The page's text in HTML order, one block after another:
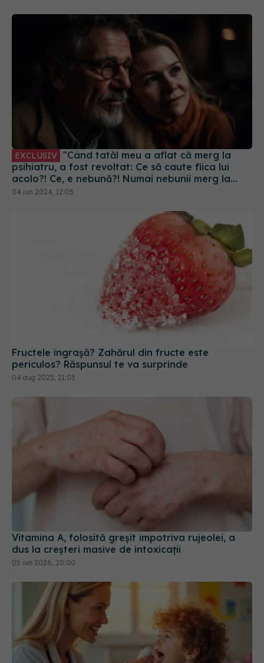
EXCLUSIV
psihiatru, a fost revoltat: Ce să caute fiica lui
acolo?! Ce, e nebună?! Numai nebunii merg la
psihiatru!"
04 iun 2024, 12:05
Fructele îngrașă? Zahărul din fructe este
periculos? Răspunsul te va surprinde
04 aug 2025, 21:03
Vitamina A, folosită greșit împotriva rujeolei, a
dus la creșteri masive de intoxicații
05 iun 2026, 20:00